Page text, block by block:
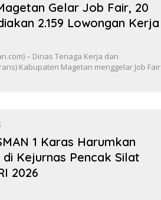
Gelar Job Fair, 20
2.159 Lowongan Kerja
– Dinas Tenaga Kerja dan
Kabupaten Magetan menggelar Job Fair
1 Karas Harumkan
Kejurnas Pencak Silat
2026